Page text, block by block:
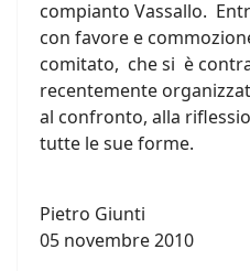
compianto Vassallo.
con favore e
comitato, che si è
recentemente
al confronto, alla
tutte le sue forme.
Pietro Giunti
05 novembre 2010